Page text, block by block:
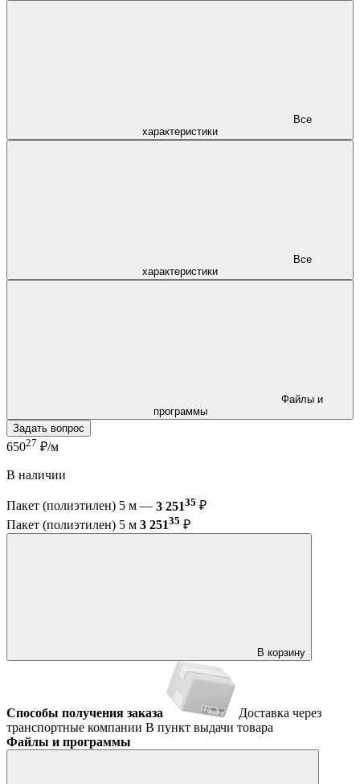
характеристики
характеристики
программы
Задать вопрос
65027 ₽/м
В наличии
Пакет (полиэтилен) 5 м — 3 25135 ₽
Пакет (полиэтилен) 5 м 3 25135 ₽
В корзину
Способы получения заказа
Доставка через
транспортные компании В пункт выдачи товара
Файлы и программы